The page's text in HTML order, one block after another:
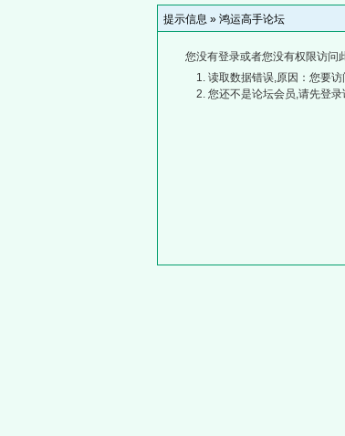
提示信息 » 鸿运高手论坛
您没有登录或者您没有权限访问
读取数据错误,原因：您要
您还不是论坛会员,请先登录